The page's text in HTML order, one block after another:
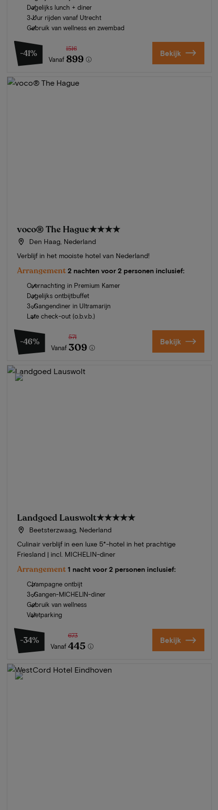
Dagelijks lunch + diner
3 Uur rijden vanaf Utrecht
Gebruik van wellness en zwembad
-41%
Vanaf
1516
899 Bekijk
voco® The Hague★★★★
Den Haag, Nederland
Verblijf in het mooiste hotel van Nederland!
Arrangement 2 nachten voor 2 personen inclusief:
Overnachting in Premium Kamer
Dagelijks ontbijtbuffet
3-Gangendiner in Ultramarijn
Late check-out (o.b.v.b.)
-46%
Vanaf
571
309 Bekijk
Landgoed Lauswolt★★★★★
Beetsterzwaag, Nederland
Culinair verblijf in een luxe 5*-hotel in het prachtige
Friesland | incl. MICHELIN-diner
Arrangement 1 nacht voor 2 personen inclusief:
Champagne ontbijt
3-Gangen-MICHELIN-diner
Gebruik van wellness
Valetparking
-34%
Vanaf
673
445 Bekijk